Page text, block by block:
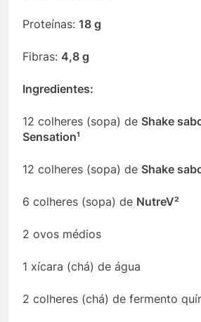
Proteínas: 18 g
Fibras: 4,8 g
Ingredientes:
12 colheres (sopa) de Shake
Sensation¹
12 colheres (sopa) de Shake
6 colheres (sopa) de NutreV²
2 ovos médios
1 xícara (chá) de água
2 colheres (chá) de fermento